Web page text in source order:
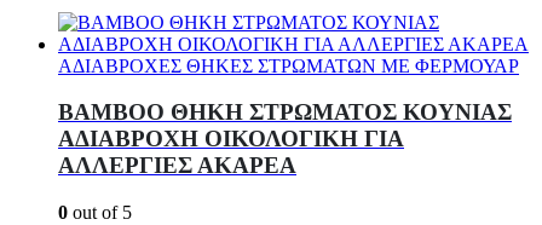
έχει
πολλαπλές
παραλλαγές.
Οι
επιλογές
μπορούν
να
επιλεγούν
ΑΔΙΑΒΡΟΧΕΣ ΘΗΚΕΣ ΣΤΡΩΜΑΤΩΝ ΜΕ ΦΕΡΜΟΥΑΡ
ΒΑΜΒΟΟ ΘΗKΗ ΣΤΡΩΜΑΤΟΣ ΚΟΥΝΙΑΣ
ΑΔΙΑΒΡΟΧΗ ΟΙΚΟΛΟΓΙΚΗ ΓΙΑ
ΑΛΛΕΡΓΙΕΣ ΑΚΑΡΕΑ
0 out of 5